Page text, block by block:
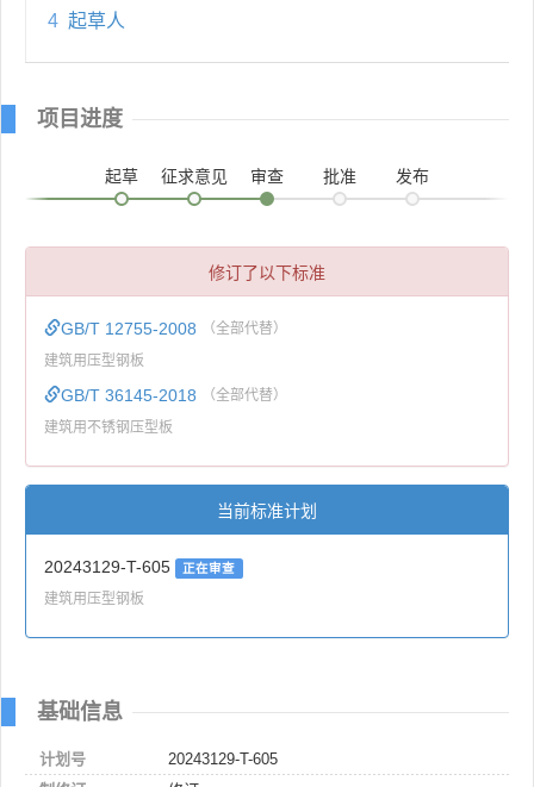
4 起草人
项目进度
起草 征求意见 审查 批准 发布
修订了以下标准
GB/T 12755-2008 （全部代替）
建筑用压型钢板
GB/T 36145-2018 （全部代替）
建筑用不锈钢压型板
当前标准计划
20243129-T-605 正在审查
建筑用压型钢板
基础信息
计划号
20243129-T-605